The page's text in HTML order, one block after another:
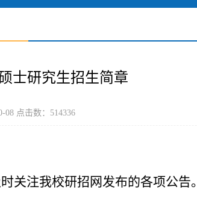
士研究生招生简章
08 点击数： 514336
关注我校研招网发布的各项公告。